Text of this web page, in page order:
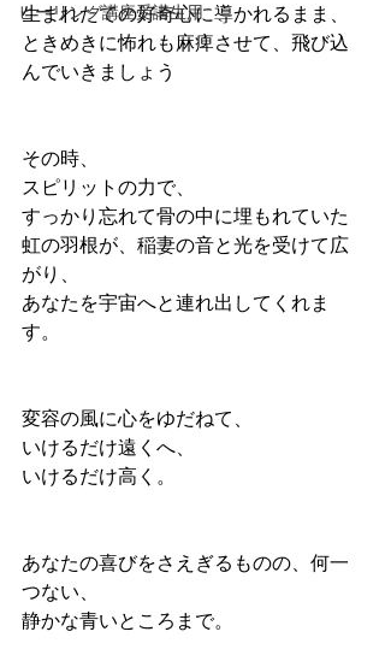
ヒーリング講座受講生用
生まれたての好奇心に導かれるまま、
ときめきに怖れも麻痺させて、飛び込
んでいきましょう
その時、
スピリットの力で、
すっかり忘れて骨の中に埋もれていた
虹の羽根が、稲妻の音と光を受けて広
がり、
あなたを宇宙へと連れ出してくれま
す。
変容の風に心をゆだねて、
いけるだけ遠くへ、
いけるだけ高く。
あなたの喜びをさえぎるものの、何一
つない、
静かな青いところまで。